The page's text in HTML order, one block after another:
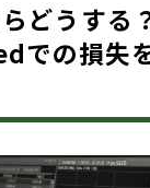
どうする
での損失